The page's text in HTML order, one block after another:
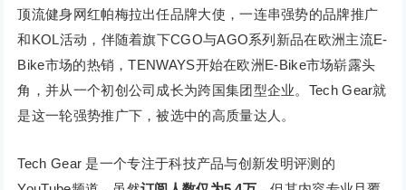
顶流健身网红帕梅拉出任品牌大使，一连串强势的品牌推广
和KOL活动，伴随着旗下CGO与AGO系列新品在欧洲主流E-
Bike市场的热销，TENWAYS开始在欧洲E-Bike市场崭露头
角，并从一个初创公司成长为跨国集团型企业。Tech Gear就
是这一轮强势推广下，被选中的高质量达人。
Tech Gear 是一个专注于科技产品与创新发明评测的